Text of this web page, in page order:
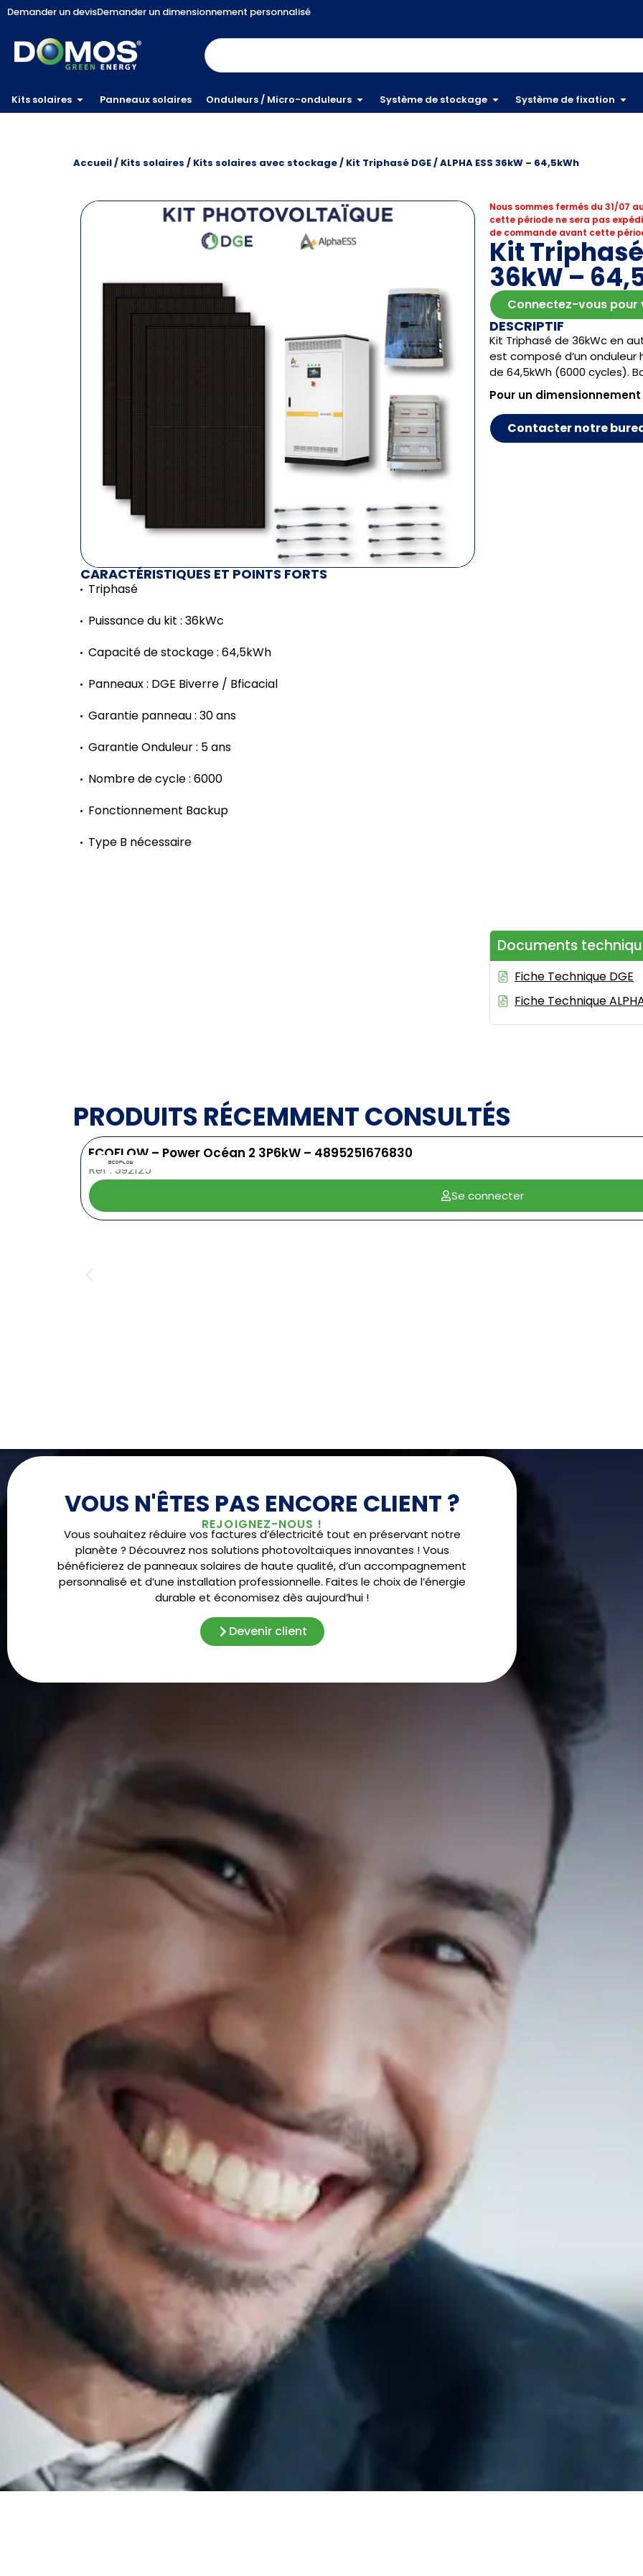
Demander un devisDemander un dimensionnement personnalisé
Kits solaires Panneaux solaires Onduleurs / Micro-onduleurs Système de stockage Système de fixation
Accueil/ Kits solaires / Kits solaires avec stockage/ Kit Triphasé DGE / ALPHA ESS 36kW – 64,5kWh
CARACTÉRISTIQUES ET POINTS FORTS
Triphasé
Puissance du kit : 36kWc
Capacité de stockage : 64,5kWh
Panneaux : DGE Biverre / Bficacial
Garantie panneau : 30 ans
Garantie Onduleur : 5 ans
Nombre de cycle : 6000
Fonctionnement Backup
Type B nécessaire
Nous sommes fermés du 31/07
cette période ne sera pas
de commande avant cette
Kit Triphasé
36kW –
Connectez-vous pour
DESCRIPTIF
Kit Triphasé de 36kWc en
est composé d’un onduleur
de 64,5kWh (6000 cycles).
Pour un
Contacter notre
Documents
Fiche Technique DGE
Fiche Technique
PRODUITS RÉCEMMENT CONSULTÉS
ECOFLOW – Power Océan 2 3P6kW – 4895251676830
Ref : 392125
Se connecter
VOUS N'ÊTES PAS ENCORE CLIENT ?
REJOIGNEZ-NOUS !
Vous souhaitez réduire vos factures d’électricité tout en préservant notre
planète ? Découvrez nos solutions photovoltaïques innovantes ! Vous
bénéficierez de panneaux solaires de haute qualité, d’un accompagnement
personnalisé et d’une installation professionnelle. Faites le choix de l’énergie
durable et économisez dès aujourd’hui !
Devenir client